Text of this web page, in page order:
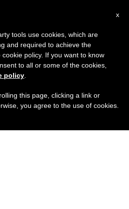
x
tools use cookies, which are
and required to achieve the
policy. If you want to know
to all or some of the cookies,
policy
this page, clicking a link or
you agree to the use of cookies.